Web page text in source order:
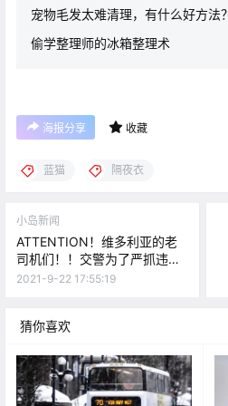
宠物毛发太难清理，有什么好方法？
偷学整理师的冰箱整理术
海报分享 收藏
蓝猫 隔夜衣
小岛新闻
ATTENTION！维多利亚的老
司机们！！交警为了严抓违规
者，设备已安排上了。。
2021-9-22 17:55:19
猜你喜欢